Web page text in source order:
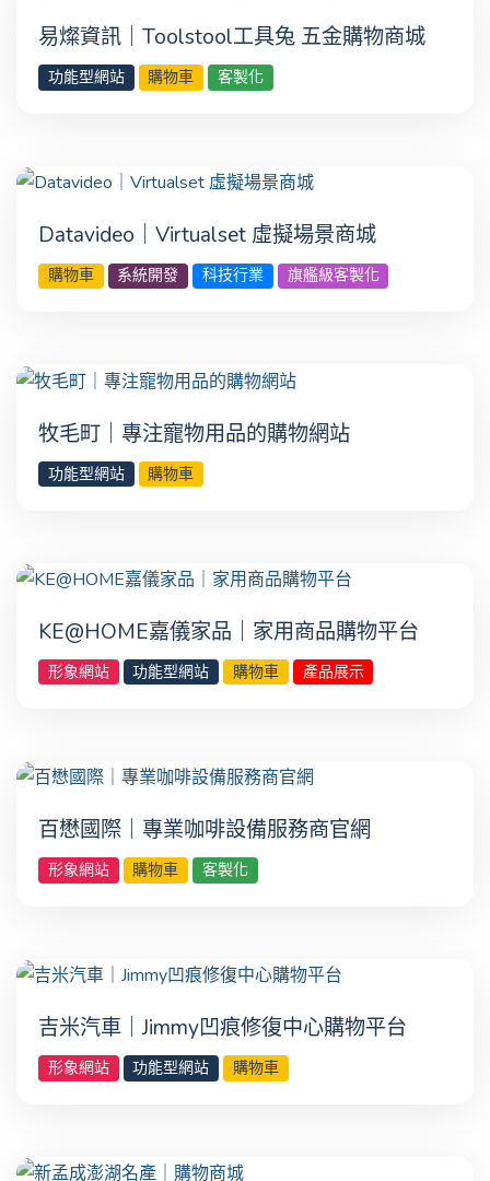
易燦資訊｜Toolstool工具兔 五金購物商城
功能型網站 購物車 客製化
Datavideo｜Virtualset 虛擬場景商城
購物車 系統開發 科技行業 旗艦級客製化
牧毛町｜專注寵物用品的購物網站
功能型網站 購物車
KE@HOME嘉儀家品｜家用商品購物平台
形象網站 功能型網站 購物車 產品展示
百懋國際｜專業咖啡設備服務商官網
形象網站 購物車 客製化
吉米汽車｜Jimmy凹痕修復中心購物平台
形象網站 功能型網站 購物車